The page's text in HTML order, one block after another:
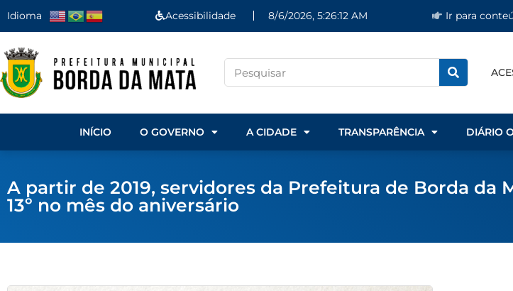
Idioma Acessibilidade 8/6/2026, 5:26:12 AM Ir para
INÍCIO O GOVERNO A CIDADE TRANSPARÊNCIA DIÁRIO
A partir de 2019, servidores da Prefeitura de Borda da
13º no mês do aniversário